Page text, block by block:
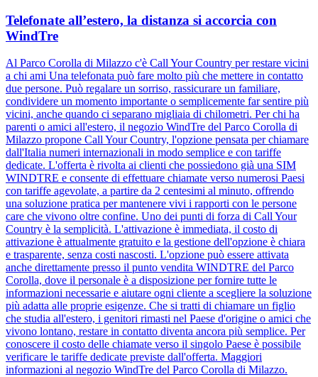
Telefonate all’estero, la distanza si accorcia con
WindTre
Al Parco Corolla di Milazzo c'è Call Your Country per restare vicini
a chi ami Una telefonata può fare molto più che mettere in contatto
due persone. Può regalare un sorriso, rassicurare un familiare,
condividere un momento importante o semplicemente far sentire più
vicini, anche quando ci separano migliaia di chilometri. Per chi ha
parenti o amici all'estero, il negozio WindTre del Parco Corolla di
Milazzo propone Call Your Country, l'opzione pensata per chiamare
dall'Italia numeri internazionali in modo semplice e con tariffe
dedicate. L'offerta è rivolta ai clienti che possiedono già una SIM
WINDTRE e consente di effettuare chiamate verso numerosi Paesi
con tariffe agevolate, a partire da 2 centesimi al minuto, offrendo
una soluzione pratica per mantenere vivi i rapporti con le persone
care che vivono oltre confine. Uno dei punti di forza di Call Your
Country è la semplicità. L'attivazione è immediata, il costo di
attivazione è attualmente gratuito e la gestione dell'opzione è chiara
e trasparente, senza costi nascosti. L'opzione può essere attivata
anche direttamente presso il punto vendita WINDTRE del Parco
Corolla, dove il personale è a disposizione per fornire tutte le
informazioni necessarie e aiutare ogni cliente a scegliere la soluzione
più adatta alle proprie esigenze. Che si tratti di chiamare un figlio
che studia all'estero, i genitori rimasti nel Paese d'origine o amici che
vivono lontano, restare in contatto diventa ancora più semplice. Per
conoscere il costo delle chiamate verso il singolo Paese è possibile
verificare le tariffe dedicate previste dall'offerta. Maggiori
informazioni al negozio WindTre del Parco Corolla di Milazzo.